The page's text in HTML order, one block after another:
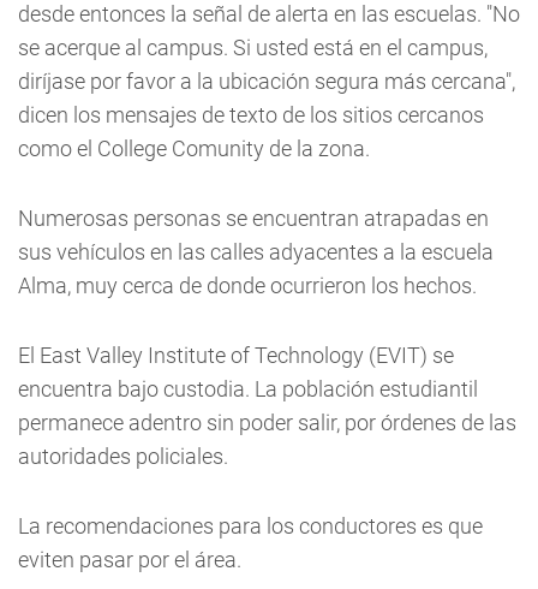
desde entonces la señal de alerta en las escuelas. "No
se acerque al campus. Si usted está en el campus,
diríjase por favor a la ubicación segura más cercana",
dicen los mensajes de texto de los sitios cercanos
como el College Comunity de la zona.
Numerosas personas se encuentran atrapadas en
sus vehículos en las calles adyacentes a la escuela
Alma, muy cerca de donde ocurrieron los hechos.
El East Valley Institute of Technology (EVIT) se
encuentra bajo custodia. La población estudiantil
permanece adentro sin poder salir, por órdenes de las
autoridades policiales.
La recomendaciones para los conductores es que
eviten pasar por el área.